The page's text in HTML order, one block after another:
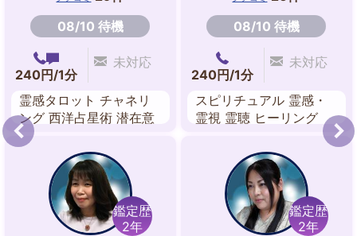
08/10 待機
240円/1分
未対応
霊感タロット チャネリ
ング 西洋占星術 潜在意
識リーディング
08/10 待機
240円/1分
未対応
スピリチュアル 霊感・
霊視 霊聴 ヒーリング
鑑定歴
2年
鑑定歴
2年